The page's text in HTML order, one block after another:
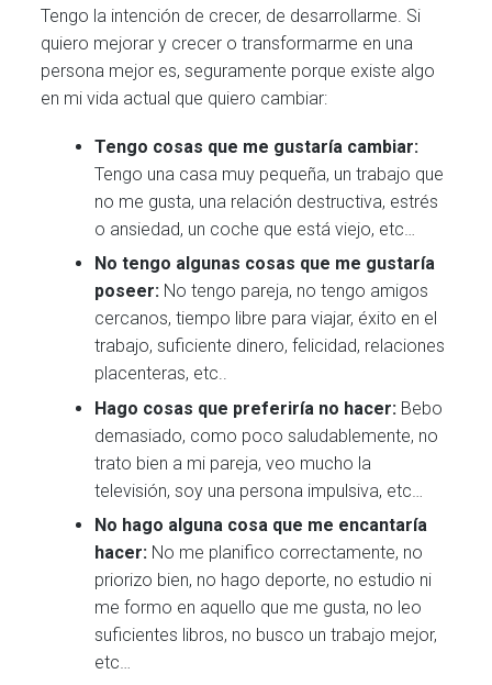
Tengo la intención de crecer, de desarrollarme. Si
quiero mejorar y crecer o transformarme en una
persona mejor es, seguramente porque existe algo
en mi vida actual que quiero cambiar:
Tengo cosas que me gustaría cambiar:
Tengo una casa muy pequeña, un trabajo que
no me gusta, una relación destructiva, estrés
o ansiedad, un coche que está viejo, etc…
No tengo algunas cosas que me gustaría
poseer: No tengo pareja, no tengo amigos
cercanos, tiempo libre para viajar, éxito en el
trabajo, suficiente dinero, felicidad, relaciones
placenteras, etc..
Hago cosas que preferiría no hacer: Bebo
demasiado, como poco saludablemente, no
trato bien a mi pareja, veo mucho la
televisión, soy una persona impulsiva, etc…
No hago alguna cosa que me encantaría
hacer: No me planifico correctamente, no
priorizo bien, no hago deporte, no estudio ni
me formo en aquello que me gusta, no leo
suficientes libros, no busco un trabajo mejor,
etc…